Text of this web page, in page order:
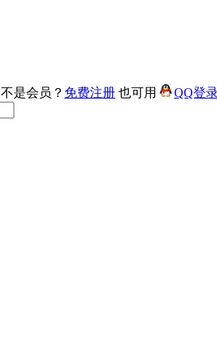
不是会员？ 免费注册 也可用 QQ登